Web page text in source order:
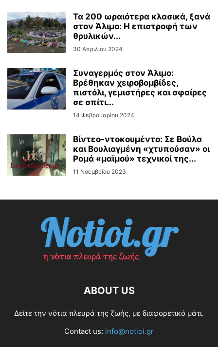
Τα 200 ωραιότερα κλασικά, ξανά
στον Άλιμο: Η επιστροφή των
θρυλικών...
30 Απριλίου 2024
Συναγερμός στον Άλιμο:
Βρέθηκαν χειροβομβίδες,
πιστόλι, γεμιστήρες και σφαίρες
σε σπίτι...
14 Φεβρουαρίου 2024
Βίντεo-ντοκουμέντο: Σε Βούλα
και Βουλιαγμένη «χτυπούσαν» οι
Ρομά «μαϊμού» τεχνικοί της...
11 Νοεμβρίου 2023
ABOUT US
Δείτε την νότια πλευρά της ζωής, με διαφορετικό μάτι.
Contact us: info@notioi.gr